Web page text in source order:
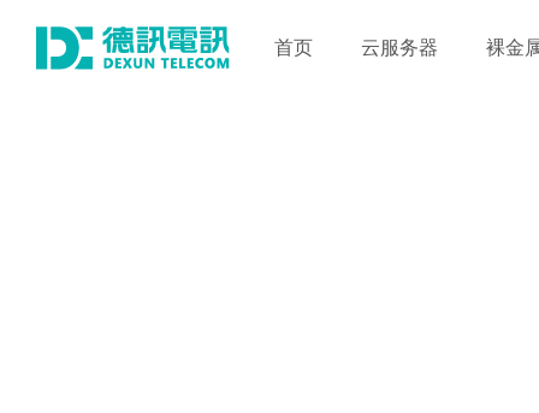
首页 云服务器 裸金